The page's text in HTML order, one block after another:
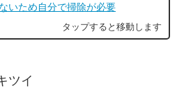
いため自分で掃除が必要
ツイ